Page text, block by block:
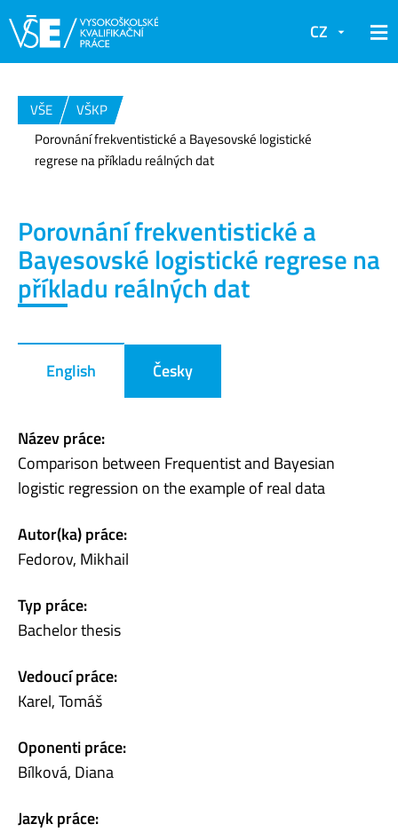
CZ
VŠE
VŠKP
Porovnání frekventistické a Bayesovské logistické
regrese na příkladu reálných dat
Porovnání frekventistické a
Bayesovské logistické regrese na
příkladu reálných dat
English Česky
Název práce:
Comparison between Frequentist and Bayesian
logistic regression on the example of real data
Autor(ka) práce:
Fedorov, Mikhail
Typ práce:
Bachelor thesis
Vedoucí práce:
Karel, Tomáš
Oponenti práce:
Bílková, Diana
Jazyk práce: